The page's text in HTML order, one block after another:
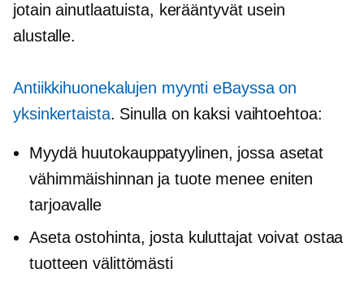
jotain ainutlaatuista, kerääntyvät usein
alustalle.
Antiikkihuonekalujen myynti eBayssa on
yksinkertaista. Sinulla on kaksi vaihtoehtoa:
Myydä huutokauppatyylinen, jossa asetat
vähimmäishinnan ja tuote menee eniten
tarjoavalle
Aseta ostohinta, josta kuluttajat voivat ostaa
tuotteen välittömästi